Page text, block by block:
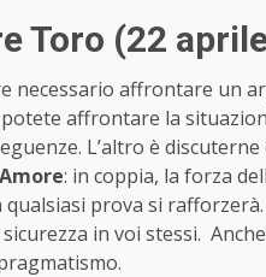
Toro (22
necessario affrontare un
affrontare la
L’altro è
Amore: in coppia, la forza
prova si
in voi stessi.